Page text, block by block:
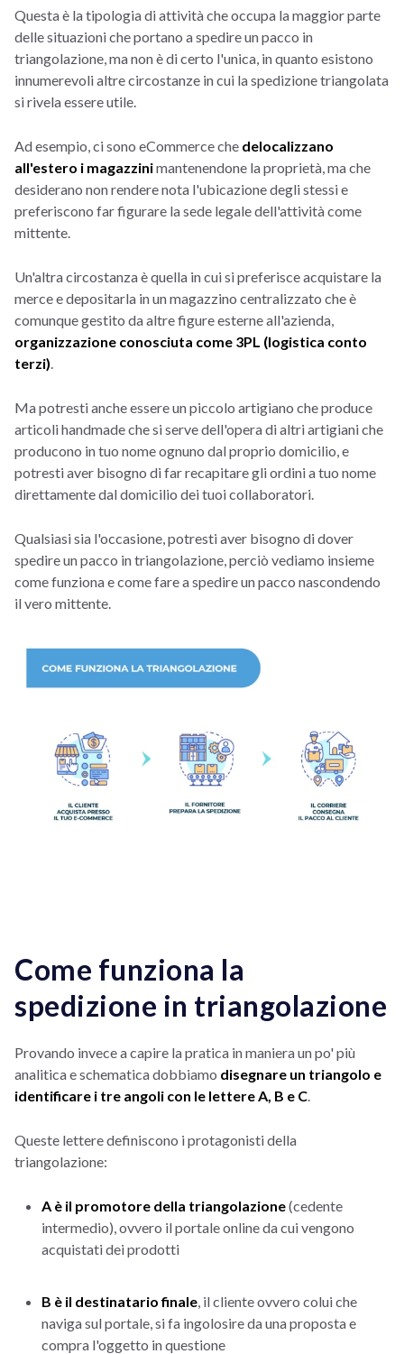
Questa è la tipologia di attività che occupa la maggior parte
delle situazioni che portano a spedire un pacco in
triangolazione, ma non è di certo l'unica, in quanto esistono
innumerevoli altre circostanze in cui la spedizione triangolata
si rivela essere utile.
Ad esempio, ci sono eCommerce che delocalizzano
all'estero i magazzinimantenendone la proprietà, ma che
desiderano non rendere nota l'ubicazione degli stessi e
preferiscono far figurare la sede legale dell'attività come
mittente.
Un'altra circostanza è quella in cui si preferisce acquistare la
merce e depositarla in un magazzino centralizzato che è
comunque gestito da altre figure esterne all'azienda,
organizzazione conosciuta come 3PL (logistica conto
terzi)
Ma potresti anche essere un piccolo artigiano che produce
articoli handmade che si serve dell'opera di altri artigiani che
producono in tuo nome ognuno dal proprio domicilio, e
potresti aver bisogno di far recapitare gli ordini a tuo nome
direttamente dal domicilio dei tuoi collaboratori.
Qualsiasi sia l'occasione, potresti aver bisogno di dover
spedire un pacco in triangolazione, perciò vediamo insieme
come funziona e come fare a spedire un pacco nascondendo
il vero mittente.
Come funziona la
spedizione in triangolazione
Provando invece a capire la pratica in maniera un po' più
analitica e schematica dobbiamo disegnare un triangolo e
identificare i tre angoli con le lettere A, B e C.
Queste lettere definiscono i protagonisti della
triangolazione:
A è il promotore della triangolazione(cedente
intermedio), ovvero il portale online da cui vengono
acquistati dei prodotti
B è il destinatario finale, il cliente ovvero colui che
naviga sul portale, si fa ingolosire da una proposta e
compra l'oggetto in questione